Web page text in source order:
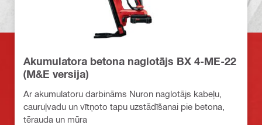
Akumulatora betona naglotājs BX 4-ME-22
(M&E versija)
Ar akumulatoru darbināms Nuron naglotājs kabeļu,
cauruļvadu un vītņoto tapu uzstādīšanai pie betona,
tērauda un mūra